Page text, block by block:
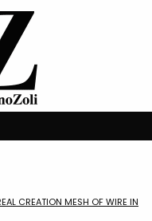
CREATION MESH OF WIRE IN